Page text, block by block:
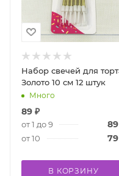
Набор свечей для
Золото 10 см 12 штук
Много
89 ₽
от 1 до 9 89
от 10 79
В КОРЗИНУ